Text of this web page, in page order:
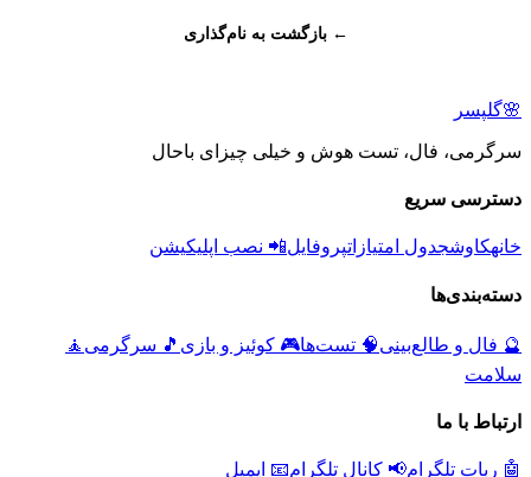
← بازگشت به نام‌گذاری
🌸گلپسر
سرگرمی، فال، تست هوش و خیلی چیزای باحال
دسترسی سریع
خانهکاوشجدول امتیازاتپروفایل📲 نصب اپلیکیشن
دسته‌بندی‌ها
🔮 فال و طالع‌بینی🧠 تست‌ها🎮 کوئیز و بازی 🎵 سرگرمی 🧘
سلامت
ارتباط با ما
🤖 ربات تلگرام📢 کانال تلگرام📧 ایمیل